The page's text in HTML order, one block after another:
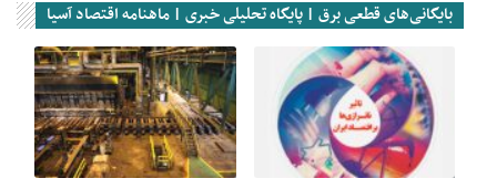
بایگانی‌های قطعی برق | پایگاه تحلیلی خبری | ماهنامه اقتصاد آسیا
11 نوامبر 2024 26 مه 2022